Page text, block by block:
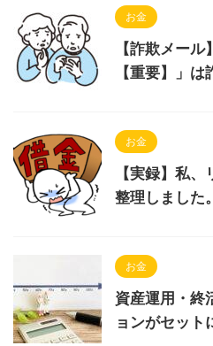
お金
【詐欺メー
【重要】」
お金
【実録】私
整理しました。
お金
資産運用・終
ョンがセット